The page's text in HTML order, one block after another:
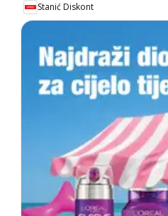
Stanić Diskont